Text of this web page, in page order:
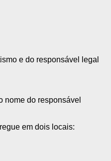
e do responsável legal
nome do responsável
em dois locais: